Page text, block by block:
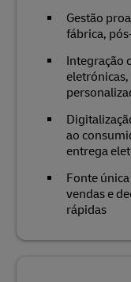
Gestão
fábrica,
Integração
ao
entrega
Fonte
vendas e
rápidas